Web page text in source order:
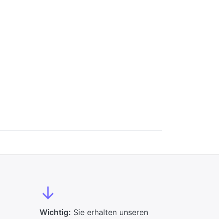
↓
Wichtig: Sie erhalten unseren